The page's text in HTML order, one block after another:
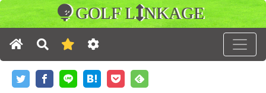
GOLF L NKAGE